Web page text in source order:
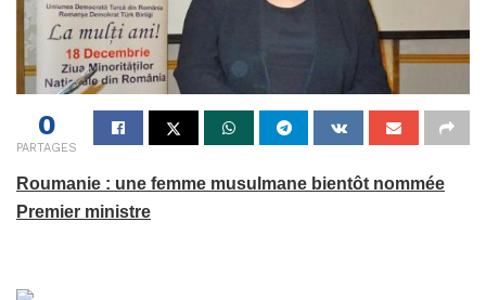
0
PARTAGES
Roumanie : une femme musulmane bientôt nommée
Premier ministre